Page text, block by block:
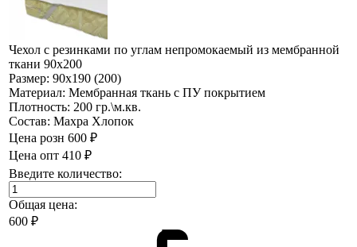
Чехол с резинками по углам непромокаемый из мембранной
ткани 90х200
Размер: 90х190 (200)
Материал: Мембранная ткань с ПУ покрытием
Плотность: 200 гр.\м.кв.
Состав: Махра Хлопок
Цена розн 600 ₽
Цена опт 410 ₽
Введите количество:
Общая цена:
600 ₽